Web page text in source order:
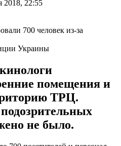
2018, 22:55
Украины
помещения и
ТРЦ.
не было.